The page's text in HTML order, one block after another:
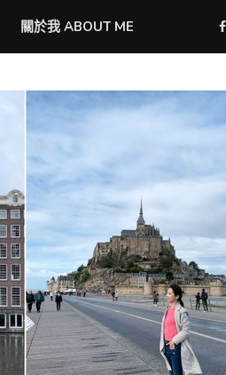
關於我 ABOUT ME